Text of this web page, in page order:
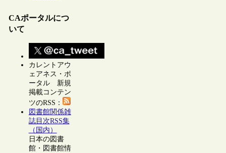
CAポータルにつ
いて
カレントアウ
ェアネス・ポ
ータル 新規
掲載コンテン
ツのRSS：
図書館関係雑
誌目次RSS集
（国内）
日本の図書
館・図書館情